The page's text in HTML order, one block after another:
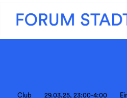
Club 29.03.25, 23:00-4:00